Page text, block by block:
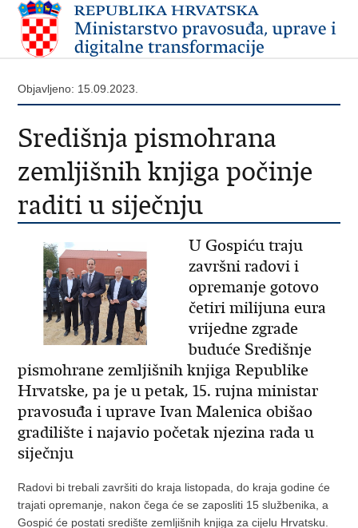
Objavljeno: 15.09.2023.
Središnja pismohrana
zemljišnih knjiga počinje
raditi u siječnju
U Gospiću traju
završni radovi i
opremanje gotovo
četiri milijuna eura
vrijedne zgrade
buduće Središnje
pismohrane zemljišnih knjiga Republike
Hrvatske, pa je u petak, 15. rujna ministar
pravosuđa i uprave Ivan Malenica obišao
gradilište i najavio početak njezina rada u
siječnju
Radovi bi trebali završiti do kraja listopada, do kraja godine će
trajati opremanje, nakon čega će se zaposliti 15 službenika, a
Gospić će postati središte zemljišnih knjiga za cijelu Hrvatsku.